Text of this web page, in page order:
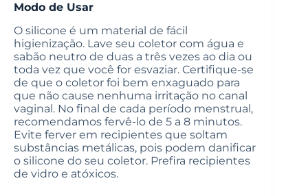
Modo de Usar
O silicone é um material de fácil
higienização. Lave seu coletor com água e
sabão neutro de duas a três vezes ao dia ou
toda vez que você for esvaziar. Certifique-se
de que o coletor foi bem enxaguado para
que não cause nenhuma irritação no canal
vaginal. No final de cada período menstrual,
recomendamos fervê-lo de 5 a 8 minutos.
Evite ferver em recipientes que soltam
substâncias metálicas, pois podem danificar
o silicone do seu coletor. Prefira recipientes
de vidro e atóxicos.